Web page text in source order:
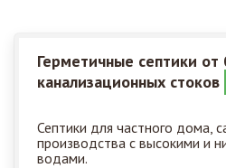
Герметичные септики
канализационных стоков
Септики для частного дома,
производства с высокими и
водами.